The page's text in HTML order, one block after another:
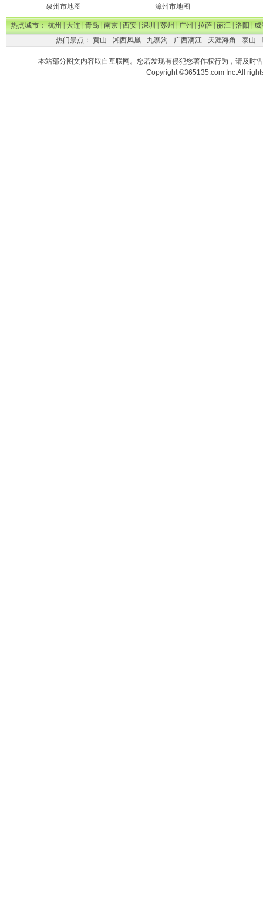
泉州市地图 漳州市地图
热点城市：杭州|大连|青岛|南京|西安|深圳|苏州|广州|拉萨|丽江|洛阳|威
热门景点： 黄山 - 湘西凤凰- 九寨沟 - 广西漓江- 天涯海角 - 泰山 -
本站部分图文内容取自互联网。您若发现有侵犯您著作权行为，请及时
Copyright ©365135.com Inc.All